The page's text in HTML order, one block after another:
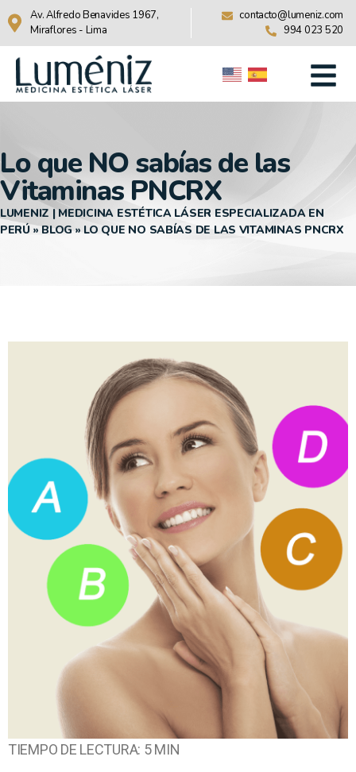
Av. Alfredo Benavides 1967,
Miraflores - Lima
contacto@lumeniz.com
994 023 520
Lo que NO sabías de las
Vitaminas PNCRX
LUMENIZ | MEDICINA ESTÉTICA LÁSER ESPECIALIZADA EN
PERÚ»BLOG » LO QUE NO SABÍAS DE LAS VITAMINAS PNCRX
TIEMPO DE LECTURA: 5 MIN